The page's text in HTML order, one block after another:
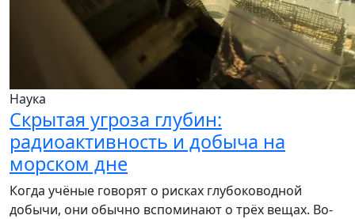
Наука
Скрытая угроза глубин:
радиоактивность и добыча на
морском дне
Когда учёные говорят о рисках глубоководной
добычи, они обычно вспоминают о трёх вещах. Во-